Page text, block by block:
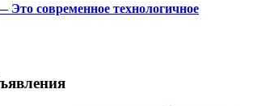
современное технологичное